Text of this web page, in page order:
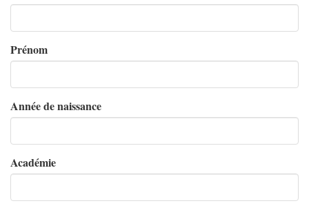
Prénom
Année de naissance
Académie